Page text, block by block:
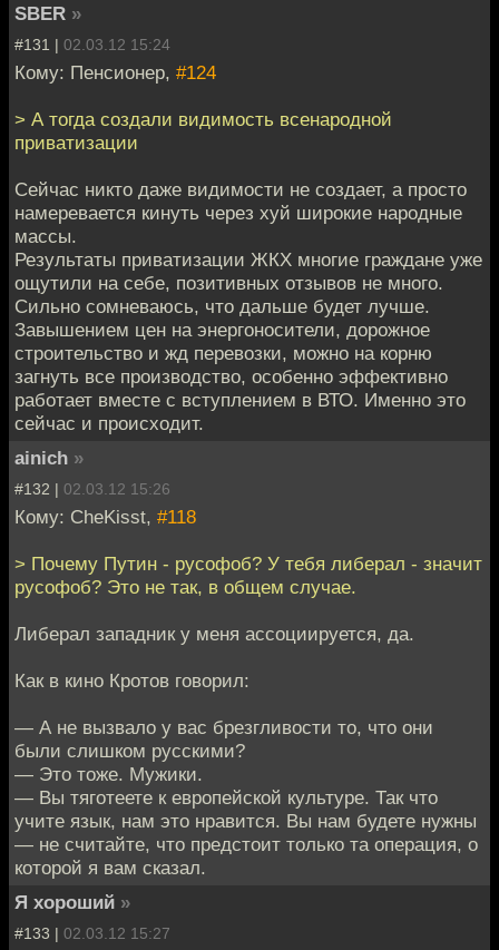
SBER »
#131 | 02.03.12 15:24
Кому: Пенсионер, #124
> А тогда создали видимость всенародной
приватизации
Сейчас никто даже видимости не создает, а просто
намеревается кинуть через хуй широкие народные
массы.
Результаты приватизации ЖКХ многие граждане уже
ощутили на себе, позитивных отзывов не много.
Сильно сомневаюсь, что дальше будет лучше.
Завышением цен на энергоносители, дорожное
строительство и жд перевозки, можно на корню
загнуть все производство, особенно эффективно
работает вместе с вступлением в ВТО. Именно это
сейчас и происходит.
ainich »
#132 | 02.03.12 15:26
Кому: CheKisst, #118
> Почему Путин - русофоб? У тебя либерал - значит
русофоб? Это не так, в общем случае.
Либерал западник у меня ассоциируется, да.
Как в кино Кротов говорил:
— А не вызвало у вас брезгливости то, что они
были слишком русскими?
— Это тоже. Мужики.
— Вы тяготеете к европейской культуре. Так что
учите язык, нам это нравится. Вы нам будете нужны
— не считайте, что предстоит только та операция, о
которой я вам сказал.
Я хороший »
#133 | 02.03.12 15:27